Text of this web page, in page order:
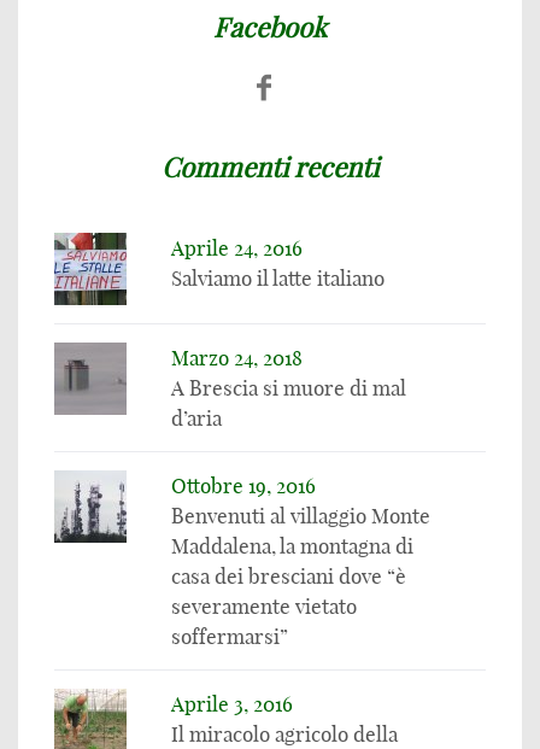
Facebook
Commenti recenti
Aprile 24, 2016
Salviamo il latte italiano
Marzo 24, 2018
A Brescia si muore di mal
d’aria
Ottobre 19, 2016
Benvenuti al villaggio Monte
Maddalena, la montagna di
casa dei bresciani dove “è
severamente vietato
soffermarsi”
Aprile 3, 2016
Il miracolo agricolo della